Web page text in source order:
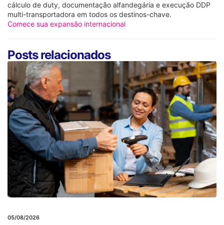
cálculo de duty, documentação alfandegária e execução DDP
multi-transportadora em todos os destinos-chave.
Comece sua expansão internacional
Posts relacionados
05/08/2026